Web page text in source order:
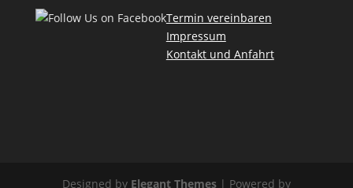
Termin vereinbaren
Impressum
Kontakt und Anfahrt
Designed by Elegant Themes| Powered by